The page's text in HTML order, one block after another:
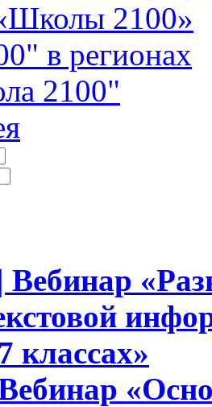
2100»
в регионах
2100"
Вебинар
классах»